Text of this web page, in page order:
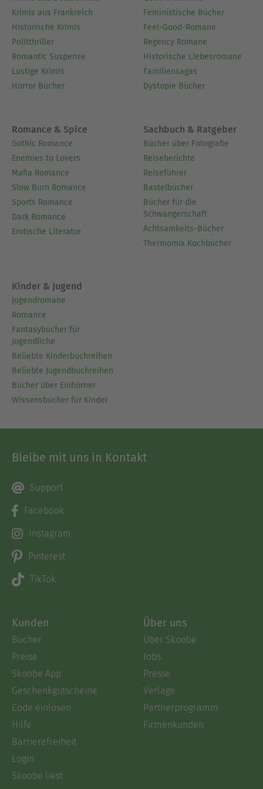
Krimis aus Frankreich
Historische Krimis
Politthriller
Romantic Suspense
Lustige Krimis
Horror Bücher
Feministische Bücher
Feel-Good-Romane
Regency Romane
Historische Liebesromane
Familiensagas
Dystopie Bücher
Romance & Spice
Gothic Romance
Enemies to Lovers
Mafia Romance
Slow Burn Romance
Sports Romance
Dark Romance
Erotische Literatur
Sachbuch & Ratgeber
Bücher über Fotografie
Reiseberichte
Reiseführer
Bastelbücher
Bücher für die
Schwangerschaft
Achtsamkeits-Bücher
Thermomix Kochbücher
Kinder & Jugend
Jugendromane
Romance
Fantasybücher für
Jugendliche
Beliebte Kinderbuchreihen
Beliebte Jugendbuchreihen
Bücher über Einhörner
Wissensbücher für Kinder
Bleibe mit uns in Kontakt
Support
Facebook
Instagram
Pinterest
TikTok
Kunden
Bücher
Preise
Skoobe App
Geschenkgutscheine
Code einlösen
Hilfe
Barrierefreiheit
Login
Skoobe liest
Über uns
Über Skoobe
Jobs
Presse
Verlage
Partnerprogramm
Firmenkunden